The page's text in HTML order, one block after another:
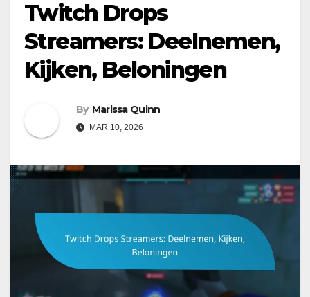
Twitch Drops
Streamers: Deelnemen,
Kijken, Beloningen
By Marissa Quinn
MAR 10, 2026